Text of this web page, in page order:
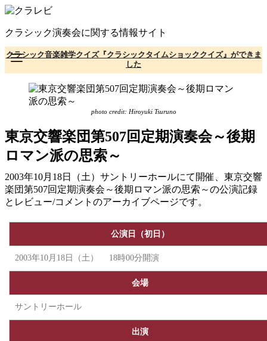
コ
テ
ン
ツ
へ
クラシック演奏会に関する情報サイト
クラシック音楽雑学クイズ『クラシックタイムショッククイズ』ができま
した
photo credit: Hiroyuki Tsuruno
東京交響楽団第507回定期演奏会～後期
ロマン派の思索～
2003年10月18日（土）サントリーホールにて開催、東京交響
楽団第507回定期演奏会～後期ロマン派の思索～の公演記録
とレビュー/コメントのアーカイブページです。
公演日（初日）
2003年10月18日（土） 18時00分開演
会場
サントリーホール
出演